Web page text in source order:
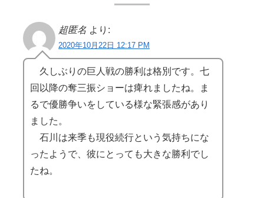
超匿名 より:
2020年10月22日 12:17 PM
久しぶりの巨人戦の勝利は格別です。七
回以降の奪三振ショーは痺れましたね。ま
るで優勝争いをしている様な緊張感があり
ました。
石川は来季も現役続行という気持ちにな
ったようで、彼にとっても大きな勝利でし
たね。